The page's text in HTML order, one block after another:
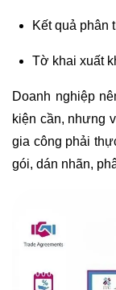
Kết quả phân
Tờ khai xuất
Doanh nghiệp
kiện cần, nhưng
gia công phải
gói, dán nhãn,